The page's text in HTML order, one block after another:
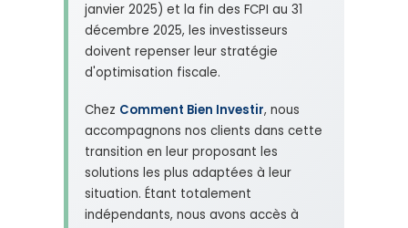
janvier 2025) et la fin des FCPI au 31
décembre 2025, les investisseurs
doivent repenser leur stratégie
d'optimisation fiscale.
Chez Comment Bien Investir, nous
accompagnons nos clients dans cette
transition en leur proposant les
solutions les plus adaptées à leur
situation. Étant totalement
indépendants, nous avons accès à